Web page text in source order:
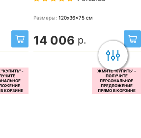
Размеры: 120x36x75 см
14 006 р.